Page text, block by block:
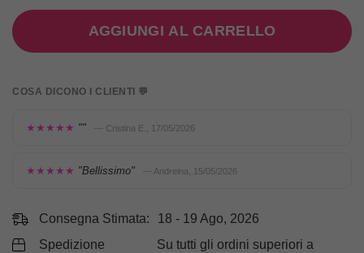
AGGIUNGI AL CARRELLO
COSA DICONO I CLIENTI 💬
★★★★★ "" — Cristina E., 17/05/2026
★★★★★ "Bellissimo" — Andreina, 15/05/2026
Consegna Stimata:
18 - 19 Ago, 2026
Spedizione
Su tutti gli ordini superiori a